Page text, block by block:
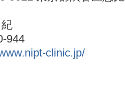
944
clinic.jp/